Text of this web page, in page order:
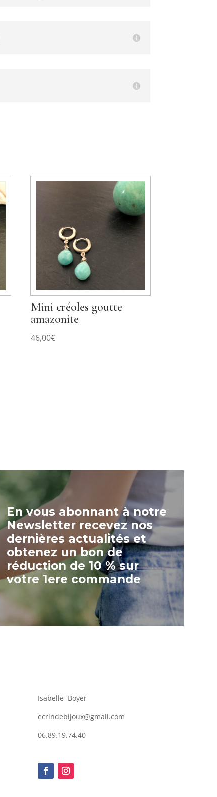
Mini créoles goutte
amazonite
46,00€
En vous abonnant à notre
Newsletter recevez nos
dernières actualités et
obtenez un bon de
réduction de 10 % sur
votre 1ere commande
Isabelle Boyer
ecrindebijoux@gmail.com
06.89.19.74.40